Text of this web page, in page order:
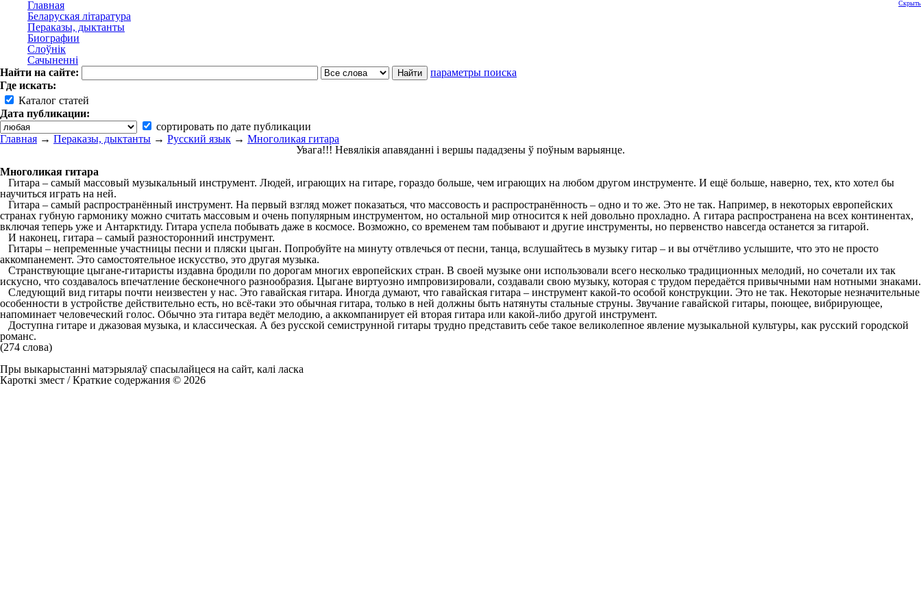
Главная
Беларуская літаратура
Пераказы, дыктанты
Биографии
Слоўнік
Сачыненні
Найти на сайте:
параметры поиска
Где искать:
Каталог статей
Дата публикации:
сортировать по дате публикации
Скрыть
Главная → Пераказы, дыктанты → Русский язык → Многоликая гитара
Увага!!! Невялікія апавяданні і вершы пададзены ў поўным варыянце.
Многоликая гитара
Гитара – самый массовый музыкальный инструмент. Людей, играющих на гитаре, гораздо больше, чем играющих на любом другом инструменте. И ещё больше, наверно, тех, кто хотел бы
научиться играть на ней.
Гитара – самый распространённый инструмент. На первый взгляд может показаться, что массовость и распространённость – одно и то же. Это не так. Например, в некоторых европейских
странах губную гармонику можно считать массовым и очень популярным инструментом, но остальной мир относится к ней довольно прохладно. А гитара распространена на всех континентах,
включая теперь уже и Антарктиду. Гитара успела побывать даже в космосе. Возможно, со временем там побывают и другие инструменты, но первенство навсегда останется за гитарой.
И наконец, гитара – самый разносторонний инструмент.
Гитары – непременные участницы песни и пляски цыган. Попробуйте на минуту отвлечься от песни, танца, вслушайтесь в музыку гитар – и вы отчётливо услышите, что это не просто
аккомпанемент. Это самостоятельное искусство, это другая музыка.
Странствующие цыгане-гитаристы издавна бродили по дорогам многих европейских стран. В своей музыке они использовали всего несколько традиционных мелодий, но сочетали их так
искусно, что создавалось впечатление бесконечного разнообразия. Цыгане виртуозно импровизировали, создавали свою музыку, которая с трудом передаётся привычными нам нотными знаками.
Следующий вид гитары почти неизвестен у нас. Это гавайская гитара. Иногда думают, что гавайская гитара – инструмент какой-то особой конструкции. Это не так. Некоторые незначительные
особенности в устройстве действительно есть, но всё-таки это обычная гитара, только в ней должны быть натянуты стальные струны. Звучание гавайской гитары, поющее, вибрирующее,
напоминает человеческий голос. Обычно эта гитара ведёт мелодию, а аккомпанирует ей вторая гитара или какой-либо другой инструмент.
Доступна гитаре и джазовая музыка, и классическая. А без русской семиструнной гитары трудно представить себе такое великолепное явление музыкальной культуры, как русский городской
романс.
(274 слова)
Пры выкарыстанні матэрыялаў спасылайцеся на сайт, калі ласка
Кароткі змест / Краткие содержания © 2026